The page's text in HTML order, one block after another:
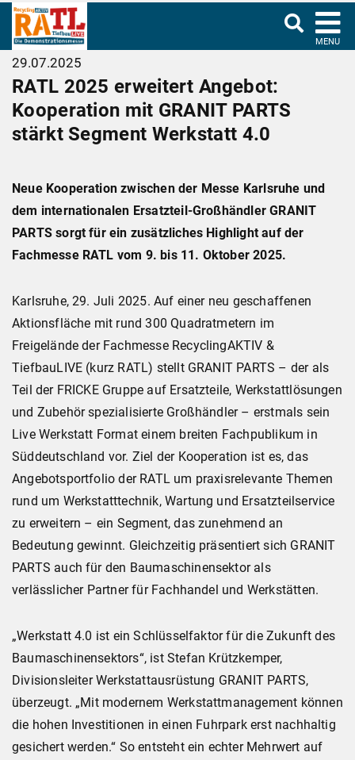
MENU
29.07.2025
RATL 2025 erweitert Angebot:
Kooperation mit GRANIT PARTS
stärkt Segment Werkstatt 4.0
Neue Kooperation zwischen der Messe Karlsruhe und
dem internationalen Ersatzteil-Großhändler GRANIT
PARTS sorgt für ein zusätzliches Highlight auf der
Fachmesse RATL vom 9. bis 11. Oktober 2025.
Karlsruhe, 29. Juli 2025. Auf einer neu geschaffenen
Aktionsfläche mit rund 300 Quadratmetern im
Freigelände der Fachmesse RecyclingAKTIV &
TiefbauLIVE (kurz RATL) stellt GRANIT PARTS – der als
Teil der FRICKE Gruppe auf Ersatzteile, Werkstattlösungen
und Zubehör spezialisierte Großhändler – erstmals sein
Live Werkstatt Format einem breiten Fachpublikum in
Süddeutschland vor. Ziel der Kooperation ist es, das
Angebotsportfolio der RATL um praxisrelevante Themen
rund um Werkstatttechnik, Wartung und Ersatzteilservice
zu erweitern – ein Segment, das zunehmend an
Bedeutung gewinnt. Gleichzeitig präsentiert sich GRANIT
PARTS auch für den Baumaschinensektor als
verlässlicher Partner für Fachhandel und Werkstätten.
„Werkstatt 4.0 ist ein Schlüsselfaktor für die Zukunft des
Baumaschinensektors“, ist Stefan Krützkemper,
Divisionsleiter Werkstattausrüstung GRANIT PARTS,
überzeugt. „Mit modernem Werkstattmanagement können
die hohen Investitionen in einen Fuhrpark erst nachhaltig
gesichert werden.“ So entsteht ein echter Mehrwert auf